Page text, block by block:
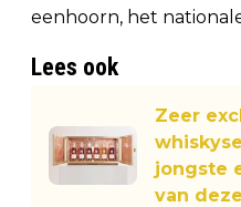
eenhoorn, het
Lees ook
Zeer
jongste
van